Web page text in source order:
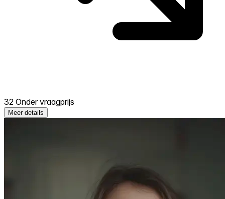
32 Onder vraagprijs
Meer details